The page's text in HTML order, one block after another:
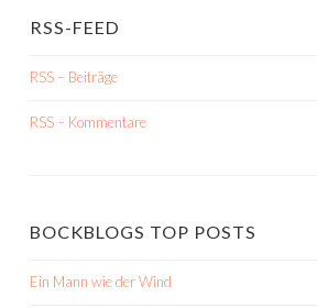
RSS-FEED
RSS – Beiträge
RSS – Kommentare
BOCKBLOGS TOP POSTS
Ein Mann wie der Wind